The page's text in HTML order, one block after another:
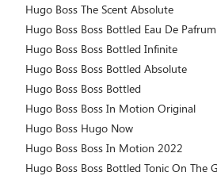
Hugo Boss The Scent Absolute
Hugo Boss Boss Bottled Eau De Pafrum
Hugo Boss Boss Bottled Infinite
Hugo Boss Boss Bottled Absolute
Hugo Boss Boss Bottled
Hugo Boss Boss In Motion Original
Hugo Boss Hugo Now
Hugo Boss Boss In Motion 2022
Hugo Boss Boss Bottled Tonic On The